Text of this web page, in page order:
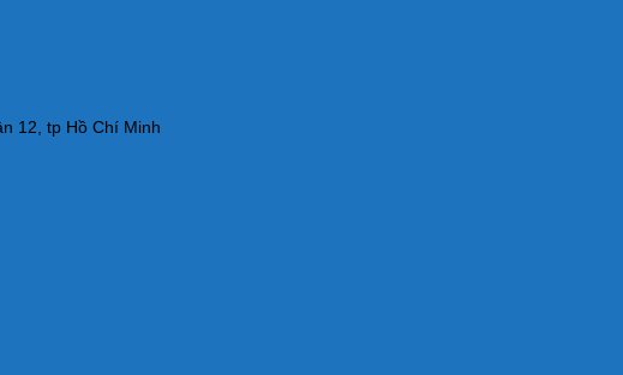
12, tp Hồ Chí Minh